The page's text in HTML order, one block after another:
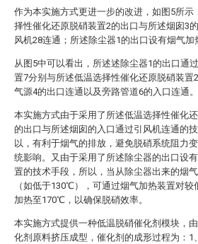
作为本实施方式更进一步的改进，如图5所示
择性催化还原脱硝装置2的出口与所述烟囱3的
风机28连通；所述除尘器1的出口设有烟气加
从图5中可以看出，所述述除尘器1的出口通
置7分别与所述低温选择性催化还原脱硝装置
气源4的出口连通以及旁路管道6的入口连通。
本实施方式由于采用了所述低温选择性催化
的出口与所述烟囱的入口通过引风机连通的
以，有利于烟气的排放，避免脱硝系统阻力
统影响。又由于采用了所述除尘器的出口设
置的技术手段，所以，当从除尘器出来的烟
（如低于130℃），可通过烟气加热装置对较
加热至170℃，以确保脱硝效率。
本实施方式提供一种低温脱硝催化剂模块，
化剂原料挤压成型，催化剂的成形过程为：1